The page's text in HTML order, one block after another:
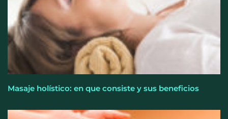
Masaje holístico: en que consiste y sus beneficios